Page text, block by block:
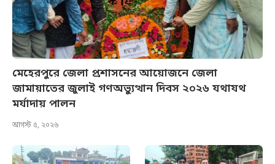
মেহেরপুরে জেলা প্রশাসনের আয়োজনে জেলা
জামায়াতের জুলাই গণঅভ্যুত্থান দিবস ২০২৬ যথাযথ
মর্যাদায় পালন
আগস্ট ৫, ২০২৬